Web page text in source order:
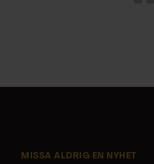
MISSA ALDRIG EN NYHET